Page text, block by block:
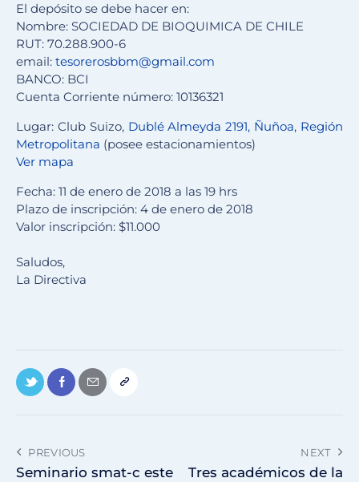
El depósito se debe hacer en:
Nombre: SOCIEDAD DE BIOQUIMICA DE CHILE
RUT: 70.288.900-6
email: tesorerosbbm@gmail.com
BANCO: BCI
Cuenta Corriente número: 10136321
Lugar: Club Suizo, Dublé Almeyda 2191, Ñuñoa, Región
Metropolitana (posee estacionamientos)
Ver mapa
Fecha: 11 de enero de 2018 a las 19 hrs
Plazo de inscripción: 4 de enero de 2018
Valor inscripción: $11.000
Saludos,
La Directiva
PREVIOUS
Seminario smat-c este
NEXT
Tres académicos de la